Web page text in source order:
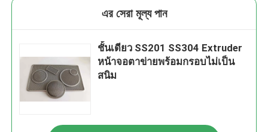
এর সেরা মূল্য পান
ชั้นเดียว SS201 SS304 Extruder
หน้าจอตาข่ายพร้อมกรอบไม่เป็น
สนิม